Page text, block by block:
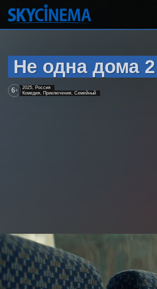
Не одна дома 2
6+
2025, Россия
Комедия, Приключения, Семейный